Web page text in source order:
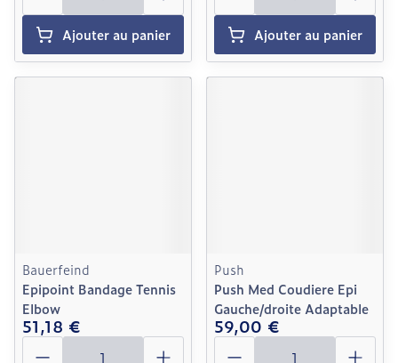
Ajouter au panier Ajouter au panier
Bauerfeind
Epipoint Bandage Tennis
Elbow
51,18 €
Quantité
Push
Push Med Coudiere Epi
Gauche/droite Adaptable
59,00 €
Quantité